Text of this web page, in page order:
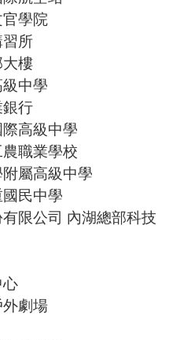
學院
所
樓
中學
行
高級中學
職業學校
屬高級中學
民中學
限公司 內湖總部科技
劇場